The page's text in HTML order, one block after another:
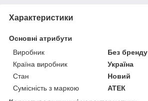
Характеристики
Основні атрибути
Виробник
Без бренду
Країна виробник
Україна
Стан
Новий
Сумісність з маркою
АТЕК